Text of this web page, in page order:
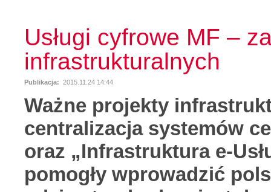
Usługi cyfrowe MF –
infrastrukturalnych
Publikacja: 2015.11.24 14:44
Ważne projekty
centralizacja systemów
oraz „Infrastruktura e-
pomogły wprowadzić